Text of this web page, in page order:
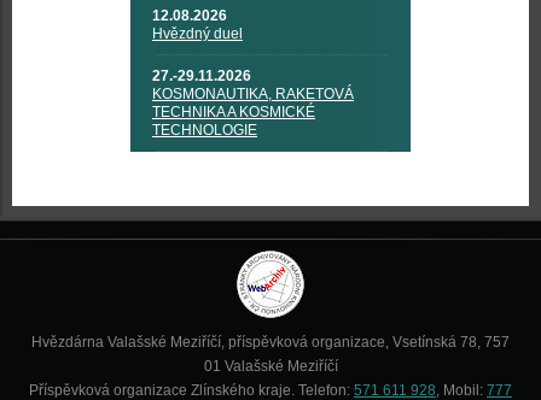
12.08.2026
Hvězdný duel
27.-29.11.2026
KOSMONAUTIKA, RAKETOVÁ
TECHNIKA A KOSMICKÉ
TECHNOLOGIE
Hvězdárna Valašské Meziříčí, příspěvková organizace, Vsetínská 78, 757
01 Valašské Meziříčí
Příspěvková organizace Zlínského kraje. Telefon: 571 611 928, Mobil: 777